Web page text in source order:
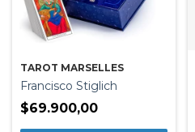
TAROT MARSELLES
Francisco Stiglich
$69.900,00